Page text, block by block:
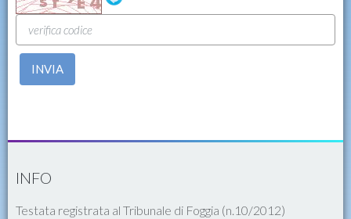
INVIA
INFO
Testata registrata al Tribunale di Foggia (n.10/2012)